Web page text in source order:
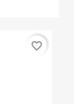
favorite_border